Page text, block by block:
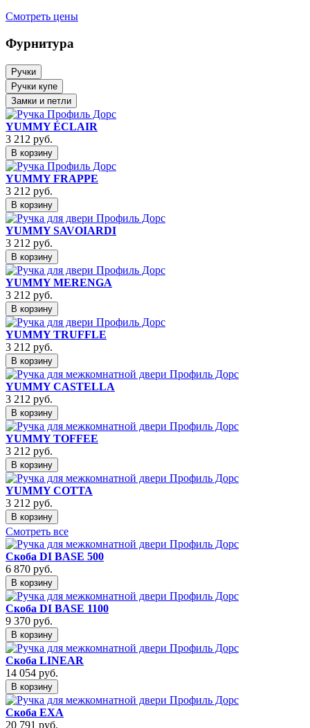
Смотреть цены
Фурнитура
Ручки
Ручки купе
Замки и петли
YUMMY ÉCLAIR
3 212 руб.
В корзину
YUMMY FRAPPE
3 212 руб.
В корзину
YUMMY SAVOIARDI
3 212 руб.
В корзину
YUMMY MERENGA
3 212 руб.
В корзину
YUMMY TRUFFLE
3 212 руб.
В корзину
YUMMY CASTELLA
3 212 руб.
В корзину
YUMMY TOFFEE
3 212 руб.
В корзину
YUMMY COTTA
3 212 руб.
В корзину
Смотреть все
Скоба DI BASE 500
6 870 руб.
В корзину
Скоба DI BASE 1100
9 370 руб.
В корзину
Скоба LINEAR
14 054 руб.
В корзину
Скоба EXA
20 791 руб.